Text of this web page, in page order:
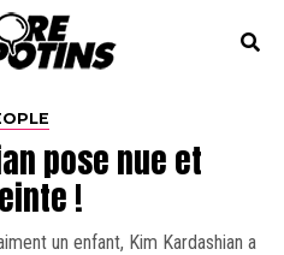
pose nue et
!
un enfant, Kim Kardashian a